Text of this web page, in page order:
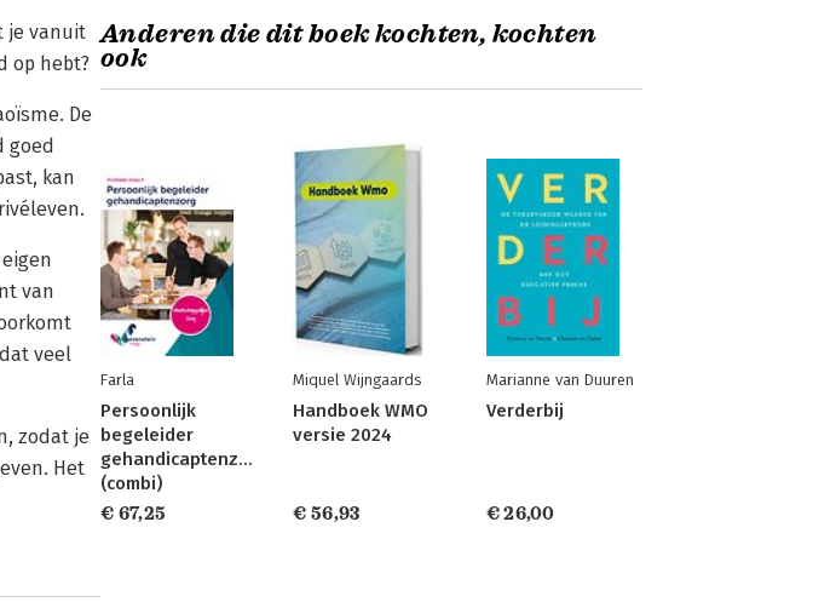
je vanuit
op hebt?
De
goed
kan
van
veel
zodat je
Het
Anderen die dit boek kochten, kochten
ook
Farla
Persoonlijk
begeleider
gehandicaptenzorg
(combi)
€ 67,25
Miquel Wijngaards
Handboek WMO
versie 2024
€ 56,93
Marianne van Duuren
Verderbij
€ 26,00